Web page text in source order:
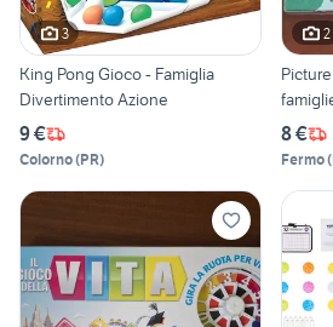
3
King Pong Gioco - Famiglia
Divertimento Azione
9 €
Colorno(PR)
2
8 €
Fermo(